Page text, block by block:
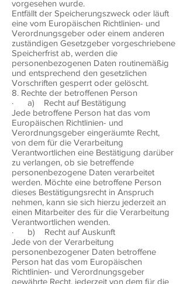
vorgesehen wurde.
Entfällt der Speicherungszweck oder läuft
eine vom Europäischen Richtlinien- und
Verordnungsgeber oder einem anderen
zuständigen Gesetzgeber vorgeschriebene
Speicherfrist ab, werden die
personenbezogenen Daten routinemäßig
und entsprechend den gesetzlichen
Vorschriften gesperrt oder gelöscht.
8. Rechte der betroffenen Person
· a) Recht auf Bestätigung
Jede betroffene Person hat das vom
Europäischen Richtlinien- und
Verordnungsgeber eingeräumte Recht,
von dem für die Verarbeitung
Verantwortlichen eine Bestätigung darüber
zu verlangen, ob sie betreffende
personenbezogene Daten verarbeitet
werden. Möchte eine betroffene Person
dieses Bestätigungsrecht in Anspruch
nehmen, kann sie sich hierzu jederzeit an
einen Mitarbeiter des für die Verarbeitung
Verantwortlichen wenden.
· b) Recht auf Auskunft
Jede von der Verarbeitung
personenbezogener Daten betroffene
Person hat das vom Europäischen
Richtlinien- und Verordnungsgeber
gewährte Recht, jederzeit von dem für die